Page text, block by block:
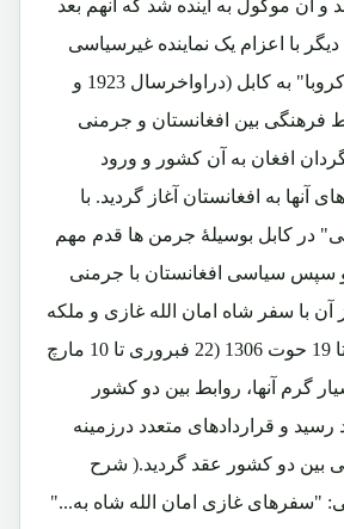
و آن موکول به آینده شد که آنهم بعد
با اعزام یک نماینده غیرسیاسی
بنام "داکتر فریتس کروبا" به کابل (دراواخرسال 1923 و
روابط فرهنگی بین افغانستان و جرمنی
افغان به آن کشور و ورود
آنها به افغانستان آغاز گردید. با
در کابل بوسیلۀ جرمن ها قدم مهم
سپس سیاسی افغانستان با جرمنی
با سفر شاه امان الله غازی و ملکه
ثریا به جرمنی از 3 تا 19 حوت 1306 (22 فبروری تا 10 مارچ
گرم آنها، روابط بین دو کشور
رسید و قراردادهای متعدد درزمینه
بین دو کشور عقد گردید.( شرح
"سفرهای غازی امان الله شاه به..."